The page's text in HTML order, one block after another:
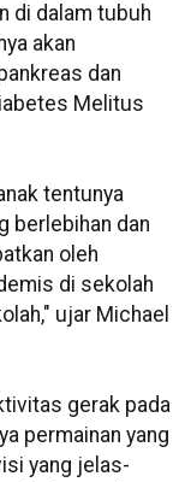
di dalam tubuh
akan
dan
Melitus
tentunya
berlebihan dan
oleh
di sekolah
ujar Michael
gerak pada
permainan yang
yang jelas-